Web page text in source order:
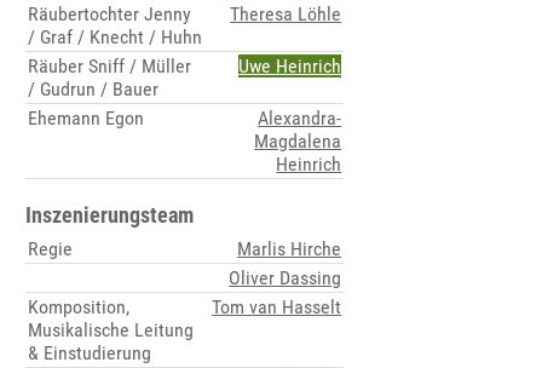
Räubertochter Jenny
/ Graf / Knecht / Huhn
Theresa Löhle
Räuber Sniff / Müller
/ Gudrun / Bauer
Uwe Heinrich
Ehemann Egon
Alexandra-
Magdalena
Heinrich
Inszenierungsteam
Regie
Marlis Hirche
Oliver Dassing
Komposition,
Musikalische Leitung
& Einstudierung
Tom van Hasselt